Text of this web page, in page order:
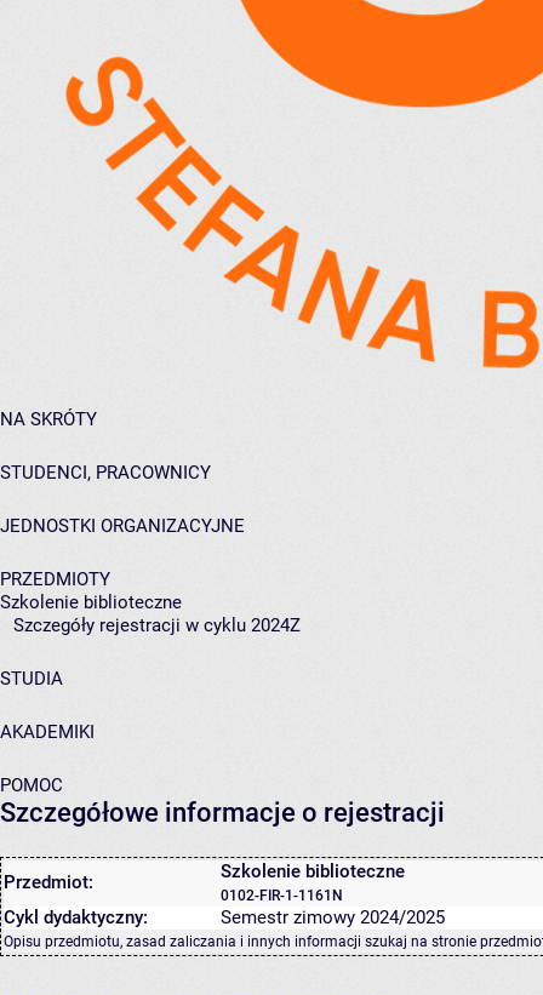
NA SKRÓTY
STUDENCI, PRACOWNICY
JEDNOSTKI ORGANIZACYJNE
PRZEDMIOTY
Szkolenie biblioteczne
Szczegóły rejestracji w cyklu 2024Z
STUDIA
AKADEMIKI
POMOC
Szczegółowe informacje o rejestracji
Przedmiot: Szkolenie biblioteczne
0102-FIR-1-1161N
Cykl dydaktyczny: Semestr zimowy 2024/2025
Opisu przedmiotu, zasad zaliczania i innych informacji szukaj na stronie